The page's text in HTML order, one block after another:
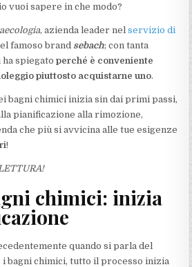
vuoi sapere in che modo?
, azienda leader nelservizio di
famoso brand sebach; con tanta
ha spiegatoperché è conveniente
piuttosto acquistarne uno.
bagni chimici inizia sin dai primi passi,
pianificazione alla rimozione,
che più si avvicina alle tue esigenze
!
chimici: inizia
quando si parla del
bagni chimici, tutto il processo inizia